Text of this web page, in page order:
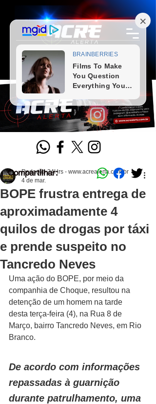
BOPE frustra entrega de
aproximadamente 4
quilos de drogas por táxi
e prende suspeito no
Tancredo Neves
Redação 24Hrs - www.acrealerta.com.br
4 de mar.
Uma ação do BOPE, por meio da
companhia de Choque, resultou na
detenção de um homem na tarde
desta terça-feira (4), na Rua 8 de
Março, bairro Tancredo Neves, em Rio
Branco.
De acordo com informações
repassadas à guarnição
durante patrulhamento, uma
Compartilhar: